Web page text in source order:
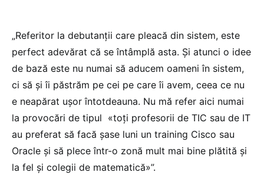
„Referitor la debutanții care pleacă din sistem, este
perfect adevărat că se întâmplă asta. Și atunci o idee
de bază este nu numai să aducem oameni în sistem,
ci să și îi păstrăm pe cei pe care îi avem, ceea ce nu
e neapărat ușor întotdeauna. Nu mă refer aici numai
la provocări de tipul «toți profesorii de TIC sau de IT
au preferat să facă șase luni un training Cisco sau
Oracle și să plece într-o zonă mult mai bine plătită și
la fel și colegii de matematică»”.